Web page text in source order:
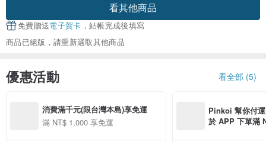
看其他商品
免費贈送電子賀卡 ，結帳完成後填寫
商品已絕版，請重新選取其他商品
優惠活動 看全部 (5)
消費滿千元(限台灣本島)享免運
滿 NT$ 1,000 享免運
Pinkoi 幫你付
於 APP 下單滿